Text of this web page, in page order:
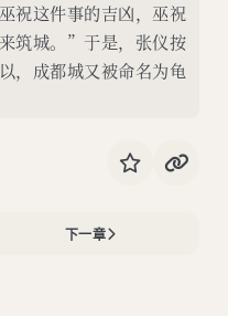
祝这件事的吉凶，巫祝
筑城。”于是，张仪按
，成都城又被命名为龟
下一章